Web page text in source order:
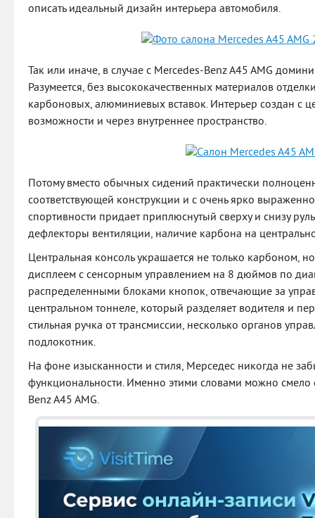
описать идеальный дизайн интерьера автомобиля.
Так или иначе, в случае с Mercedes-Benz A45 AMG
Разумеется, без высококачественных материалов
карбоновых, алюминиевых вставок. Интерьер создан с
возможности и через внутреннее пространство.
Потому вместо обычных сидений практически
соответствующей конструкции и с очень ярко
спортивности придает приплюснутый сверху и снизу
дефлекторы вентиляции, наличие карбона на
Центральная консоль украшается не только карбоном,
дисплеем с сенсорным управлением на 8 дюймов по
распределенными блоками кнопок, отвечающие за
центральном тоннеле, который разделяет водителя и
стильная ручка от трансмиссии, несколько органов
подлокотник.
На фоне изысканности и стиля, Мерседес никогда не
функциональности. Именно этими словами можно смело
Benz A45 AMG.